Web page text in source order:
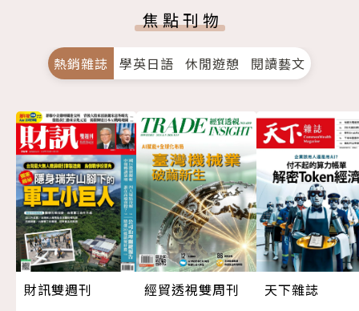
焦點刊物
熱銷雜誌 學英日語 休閒遊憩 閱讀藝文
財訊雙週刊
經貿透視雙周刊
天下雜誌